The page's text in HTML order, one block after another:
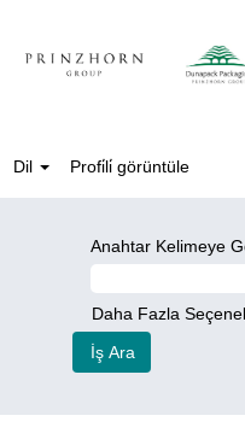
Dil Profi̇li̇ görüntüle
Anahtar Kelimeye
Daha Fazla